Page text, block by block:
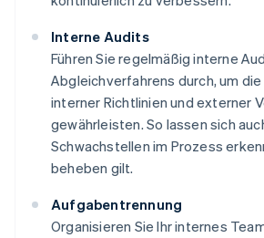
Interne Audits
Führen Sie regelmäßig interne
Abgleichverfahrens durch, um die
interner Richtlinien und externer
gewährleisten. So lassen sich
Schwachstellen im Prozess
beheben gilt.
Aufgabentrennung
Organisieren Sie Ihr internes